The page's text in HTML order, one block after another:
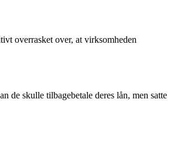
overrasket over, at virksomheden
de skulle tilbagebetale deres lån, men satte